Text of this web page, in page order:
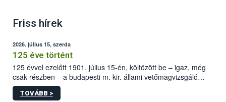
Friss hírek
2026. július 15, szerda
125 éve történt
125 évvel ezelőtt 1901. július 15-én, költözött be – igaz, még
csak részben – a budapesti m. kir. állami vetőmagvizsgáló
állomás a Kis Rókus utca 15. szám alatti, Czigler Győző által
tervezett új épületébe.
TOVÁBB >